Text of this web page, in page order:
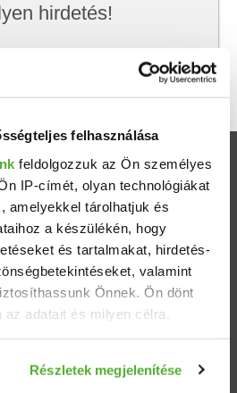
felhasználása
feldolgozzuk az Ön személyes
IP-címét, olyan technológiákat
amelyekkel tárolhatjuk és
a készülékén, hogy
és tartalmakat, hirdetés-
valamint
Önnek. Ön dönt
adatait és milyen célra.
Ön földrajzi elhelyezkedéséről
Részletek megjelenítése
hirdetés!
megtalálod, amit keresel.